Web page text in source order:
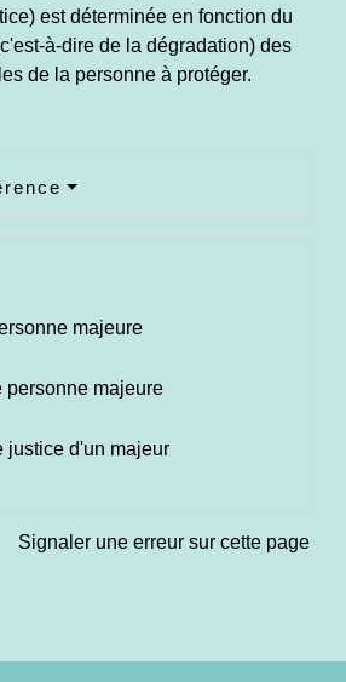
est déterminée en fonction du
à-dire de la dégradation) des
de la personne à protéger.
majeure
personne majeure
justice d'un majeur
Signaler une erreur sur cette page